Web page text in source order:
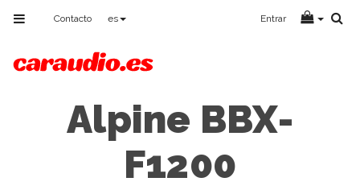
Toggle
navigation
Contacto es Entrar
Alpine BBX-
F1200